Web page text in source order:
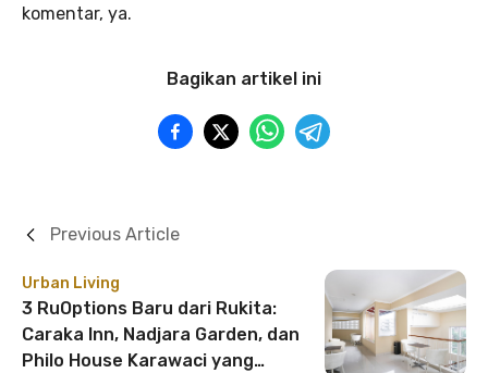
komentar, ya.
Bagikan artikel ini
Urban Living
3 RuOptions Baru dari Rukita:
Caraka Inn, Nadjara Garden, dan
Philo House Karawaci yang
Previous Article